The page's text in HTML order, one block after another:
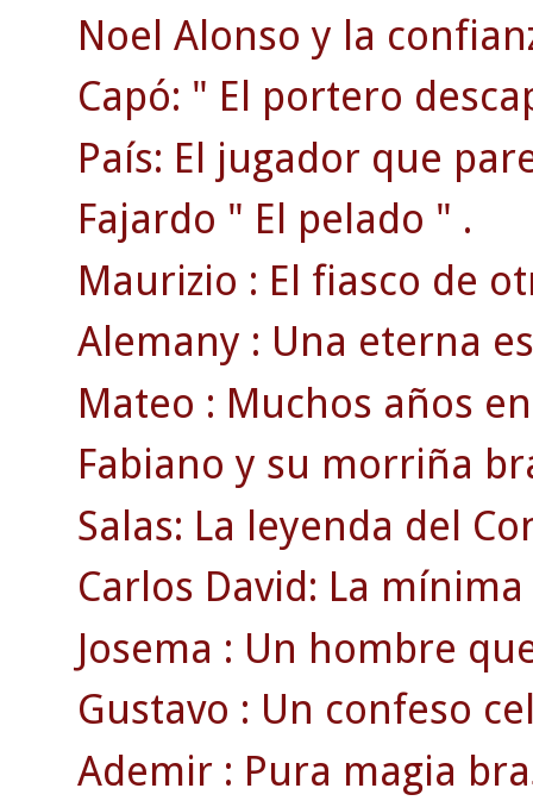
Noel Alonso y la
Capó: " El portero
País: El jugador que
Fajardo " El pelado " .
Maurizio : El fiasco de
Alemany : Una eterna
Mateo : Muchos años
Fabiano y su morriña
Salas: La leyenda del
Carlos David: La
Josema : Un hombre
Gustavo : Un confeso
Ademir : Pura magia